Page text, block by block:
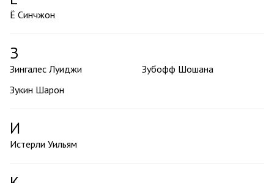
Ё Синчжон
З
Зингалес Луиджи
Зубофф Шошана
Зукин Шарон
И
Истерли Уильям